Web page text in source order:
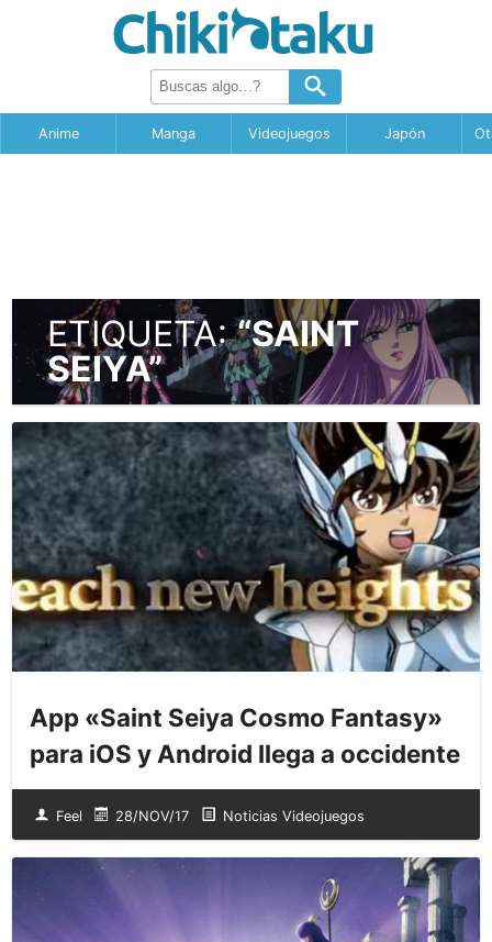
Anime Manga Videojuegos Japón
ETIQUETA:“SAINT
SEIYA”
App «Saint Seiya Cosmo Fantasy»
para iOS y Android llega a occidente
Feel 28/NOV/17 Noticias Videojuegos